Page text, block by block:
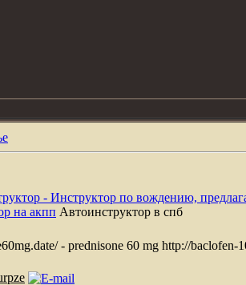
- Инструктор по вождению,
на акпп Автоинструктор в спб
- prednisone 60 mg http://baclofen-